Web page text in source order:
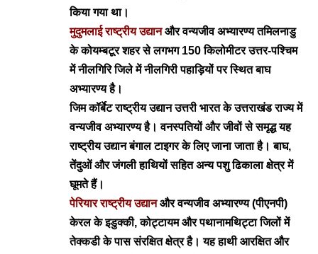
किया गया था।
मुदुमलाई राष्ट्रीय उद्यानऔर वन्यजीव अभ्यारण्य तमिलनाडु
के कोयम्बटूर शहर से लगभग 150 किलोमीटर उत्तर-पश्चिम
में नीलगिरि जिले में नीलगिरी पहाड़ियों पर स्थित बाघ
अभ्यारण्य है।
जिम कॉर्बेट राष्ट्रीय उद्यान उत्तरी भारत के उत्तराखंड राज्य में
वन्यजीव अभ्यारण्य है। वनस्पतियों और जीवों से समृद्ध यह
राष्ट्रीय उद्यान बंगाल टाइगर के लिए जाना जाता है। बाघ,
तेंदुओं और जंगली हाथियों सहित अन्य पशु ढिकाला क्षेत्र में
घूमते हैं।
पेरियार राष्ट्रीय उद्यानऔर वन्यजीव अभ्यारण्य (पीएनपी)
केरल के इडुक्की, कोट्टायम और पथानामथिट्टा जिलों में
तेक्कडी के पास संरक्षित क्षेत्र है। यह हाथी आरक्षित और